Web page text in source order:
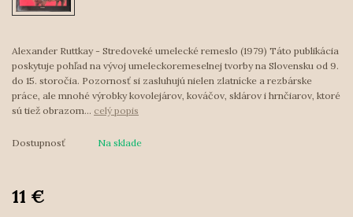
Alexander Ruttkay - Stredoveké umelecké remeslo (1979) Táto publikácia
poskytuje pohľad na vývoj umeleckoremeselnej tvorby na Slovensku od 9.
do 15. storočia. Pozornosť si zasluhujú nielen zlatnícke a rezbárske
práce, ale mnohé výrobky kovolejárov, kováčov, sklárov i hrnčiarov, ktoré
sú tiež obrazom... celý popis
Dostupnosť Na sklade
11 €